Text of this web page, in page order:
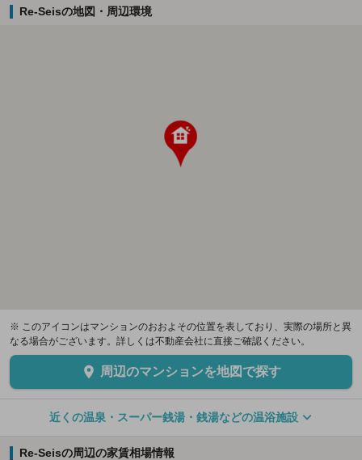
Re-Seisの地図・周辺環境
※ このアイコンはマンションのおおよその位置を表しており、実際の場所と異
なる場合がございます。詳しくは不動産会社に直接ご確認ください。
周辺のマンションを地図で探す
近くの温泉・スーパー銭湯・銭湯などの温浴施設
Re-Seisの周辺の家賃相場情報